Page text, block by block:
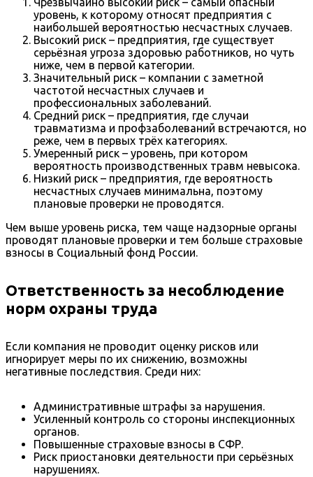
уровень, к которому относят предприятия с
наибольшей вероятностью несчастных случаев.
Высокий риск – предприятия, где существует
серьёзная угроза здоровью работников, но чуть
ниже, чем в первой категории.
Значительный риск – компании с заметной
частотой несчастных случаев и
профессиональных заболеваний.
Средний риск – предприятия, где случаи
травматизма и профзаболеваний встречаются, но
реже, чем в первых трёх категориях.
Умеренный риск – уровень, при котором
вероятность производственных травм невысока.
Низкий риск – предприятия, где вероятность
несчастных случаев минимальна, поэтому
плановые проверки не проводятся.
Чем выше уровень риска, тем чаще надзорные органы
проводят плановые проверки и тем больше страховые
взносы в Социальный фонд России.
Ответственность за несоблюдение
норм охраны труда
Если компания не проводит оценку рисков или
игнорирует меры по их снижению, возможны
негативные последствия. Среди них:
Административные штрафы за нарушения.
Усиленный контроль со стороны инспекционных
органов.
Повышенные страховые взносы в СФР.
Риск приостановки деятельности при серьёзных
нарушениях.